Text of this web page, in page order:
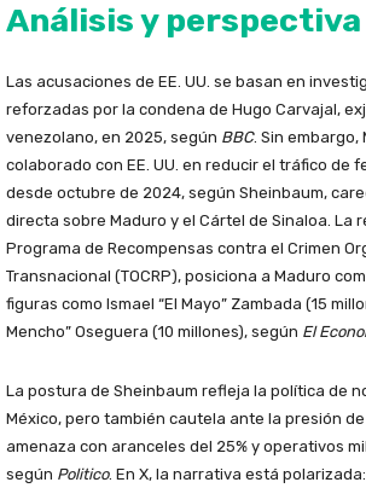
Análisis y perspectiva
Las acusaciones de EE. UU. se basan en
reforzadas por la condena de Hugo Carvajal,
venezolano, en 2025, según BBC. Sin embargo,
colaborado con EE. UU. en reducir el tráfico de
desde octubre de 2024, según Sheinbaum,
directa sobre Maduro y el Cártel de Sinaloa. La
Programa de Recompensas contra el Crimen
Transnacional (TOCRP), posiciona a Maduro
figuras como Ismael “El Mayo” Zambada (15
Mencho” Oseguera (10 millones), según El
La postura de Sheinbaum refleja la política de
México, pero también cautela ante la presión de
amenaza con aranceles del 25% y operativos
según Politico. En X, la narrativa está